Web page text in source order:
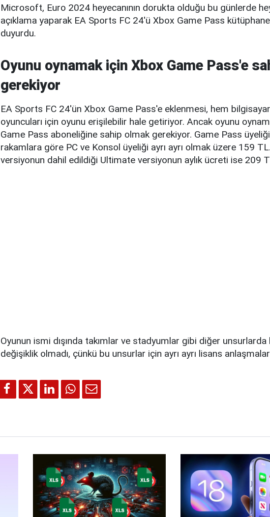
Microsoft, Euro 2024 heyecanının dorukta olduğu bu günlerde
açıklama yaparak EA Sports FC 24'ü Xbox Game Pass
duyurdu.
Oyunu oynamak için Xbox Game Pass'e
gerekiyor
EA Sports FC 24'ün Xbox Game Pass'e eklenmesi, hem
oyuncuları için oyunu erişilebilir hale getiriyor. Ancak oyunu
Game Pass aboneliğine sahip olmak gerekiyor. Game Pass
rakamlara göre PC ve Konsol üyeliği ayrı ayrı olmak üzere 159
versiyonun dahil edildiği Ultimate versiyonun aylık ücreti ise 209
Oyunun ismi dışında takımlar ve stadyumlar gibi diğer
değişiklik olmadı, çünkü bu unsurlar için ayrı ayrı lisans